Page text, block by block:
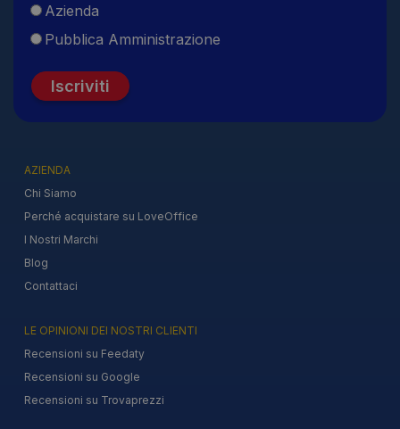
Azienda
Pubblica Amministrazione
Iscriviti
AZIENDA
Chi Siamo
Perché acquistare su LoveOffice
I Nostri Marchi
Blog
Contattaci
LE OPINIONI DEI NOSTRI CLIENTI
Recensioni su Feedaty
Recensioni su Google
Recensioni su Trovaprezzi